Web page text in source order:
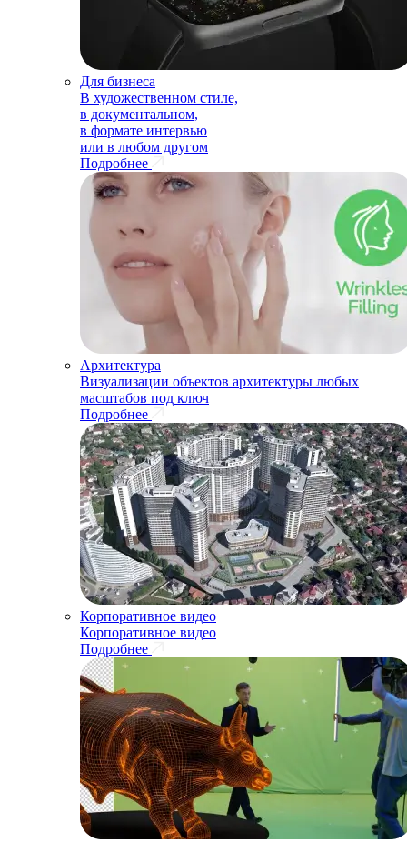
Для бизнеса
В художественном стиле,
в документальном,
в формате интервью
или в любом другом
Подробнее
Архитектура
Визуализации объектов архитектуры любых
масштабов под ключ
Подробнее
Корпоративное видео
Корпоративное видео
Подробнее